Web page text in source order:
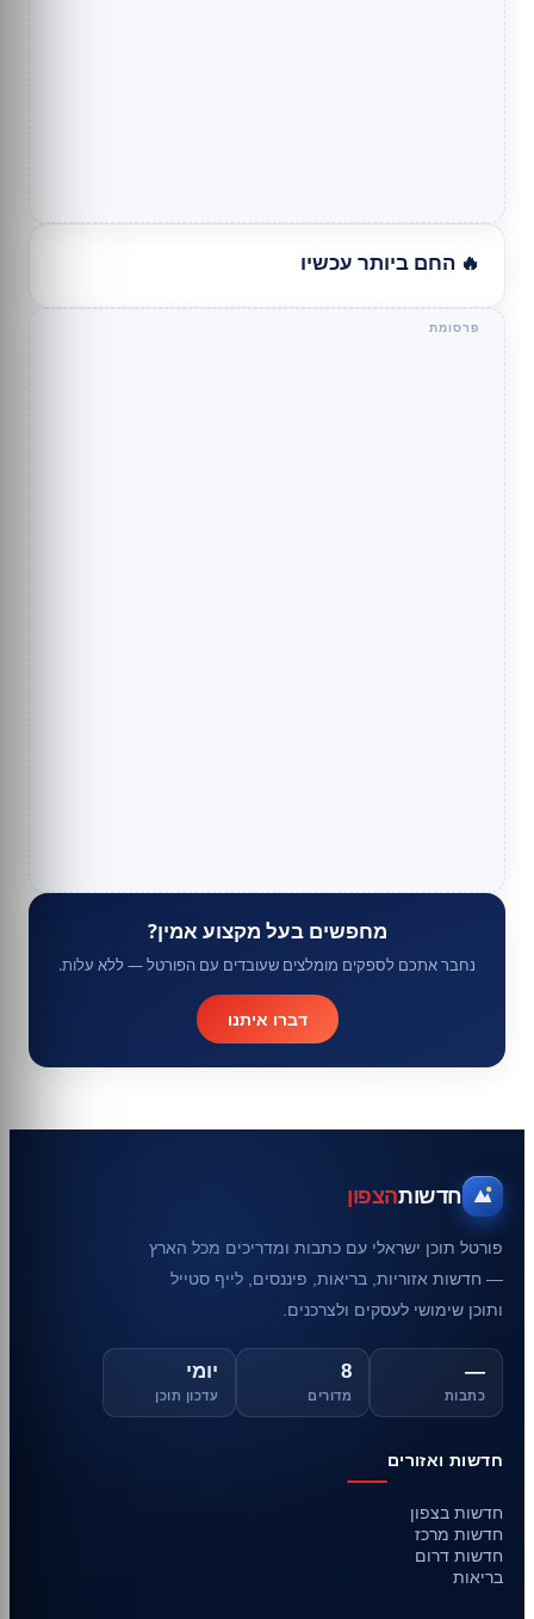
🔥 החם ביותר עכשיו
מחפשים בעל מקצוע אמין?
נחבר אתכם לספקים מומלצים שעובדים עם הפורטל — ללא עלות.
דברו איתנו
חדשותהצפון
פורטל תוכן ישראלי עם כתבות ומדריכים מכל הארץ
— חדשות אזוריות, בריאות, פיננסים, לייף סטייל
ותוכן שימושי לעסקים ולצרכנים.
—
כתבות
8
מדורים
יומי
עדכון תוכן
חדשות ואזורים
חדשות בצפון
חדשות מרכז
חדשות דרום
בריאות